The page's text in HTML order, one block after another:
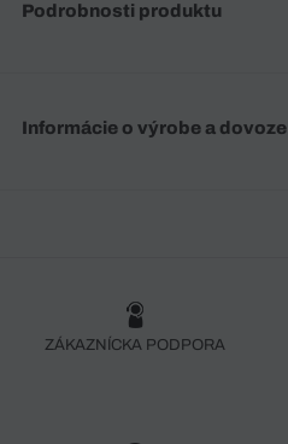
Podrobnosti produktu
Informácie o výrobe a dovoze
ZÁKAZNÍCKA PODPORA